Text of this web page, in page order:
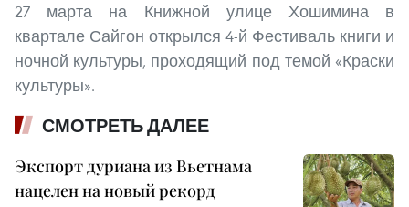
27 марта на Книжной улице Хошимина в
квартале Сайгон открылся 4-й Фестиваль книги и
ночной культуры, проходящий под темой «Краски
культуры».
СМОТРЕТЬ ДАЛЕЕ
Экспорт дуриана из Вьетнама
нацелен на новый рекорд